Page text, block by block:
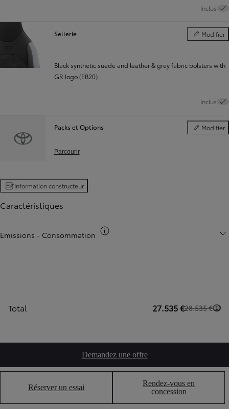
Inclus
Sellerie Modifier
Sellerie
Black synthetic suede and leather & grey fabric bolsters with
GR logo (EB20)
Inclus
Packs et Options Modifier
Packs et
Parcourir
Information constructeur
Caractéristiques
Emissions - Consommation
Total 27.535 €28.535 € 1
Demandez une offre
Réserver un essai
Rendez-vous en
concession